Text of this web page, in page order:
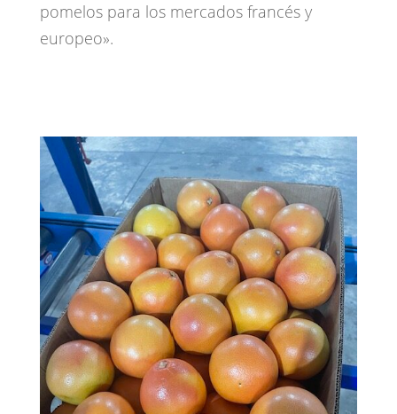
pomelos para los mercados francés y
europeo».